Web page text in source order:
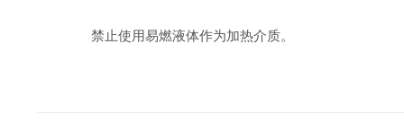
禁止使用易燃液体作为加热介质。